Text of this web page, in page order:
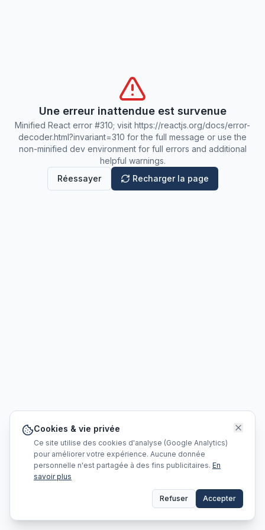
Une erreur inattendue est survenue
Minified React error #310; visit https://reactjs.org/docs/error-
decoder.html?invariant=310 for the full message or use the
non-minified dev environment for full errors and additional
helpful warnings.
Réessayer
Recharger la page
Cookies & vie privée
Ce site utilise des cookies d'analyse (Google Analytics)
pour améliorer votre expérience. Aucune donnée
personnelle n'est partagée à des fins publicitaires. En
savoir plus
Refuser Accepter